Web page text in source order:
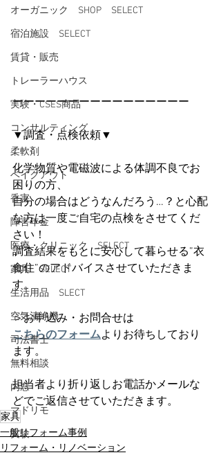
オーガニック SHOP SELECT
宿泊施設 SELECT
賃貸・販売
トレーラーハウス
実験・CSES商品
コンサルティング
柔軟剤
ベイクアウト
香害
障害年金
医療・クリニック SELECT
家具 SELECT
生活用品 SLECT
空気清浄機
司法書士
無料相談
内窓
マドリモ
実験
ーーーーーーーーーーーーーーーー
▼調査・点検依頼▼
化学物質や電磁波による体調不良でお
困りの方、
自分の場合はどうなんだろう…？と心配
な方は一度ご自宅の点検をさせてくだ
さい！
調査結果をもとに安心して暮らせる”衣
食住”のアドバイスさせていただきま
す。
＞お申込み・お問合せは
こちらのフォームよりお待ちしており
ます。
担当者より折り返しお電話かメールな
どでご返信させていただきます。
家具
一般リフォーム事例
リフォーム・リノベーション